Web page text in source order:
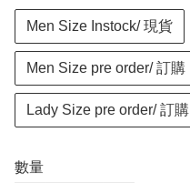
Men Size Instock/ 現貨
Men Size pre order/ 訂購
Lady Size pre order/ 訂購
數量